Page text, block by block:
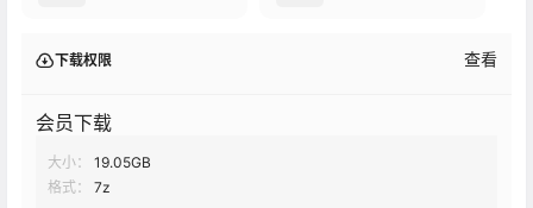
下载权限 查看
会员下载
大小：
19.05GB
格式：
7z